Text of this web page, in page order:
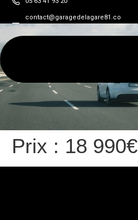
contact@garagedelagare81.co
Prix : 18 990€